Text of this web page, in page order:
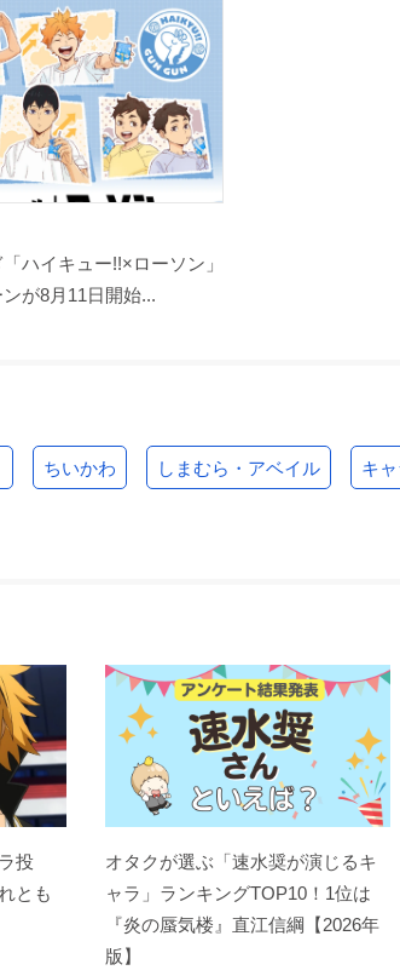
ハイキュー!!×ローソン」
が8月11日開始...
ちいかわ しまむら・アベイル キ
投
とも
オタクが選ぶ「速水奨が演じるキ
ャラ」ランキングTOP10！1位は
『炎の蜃気楼』直江信綱【2026年
版】